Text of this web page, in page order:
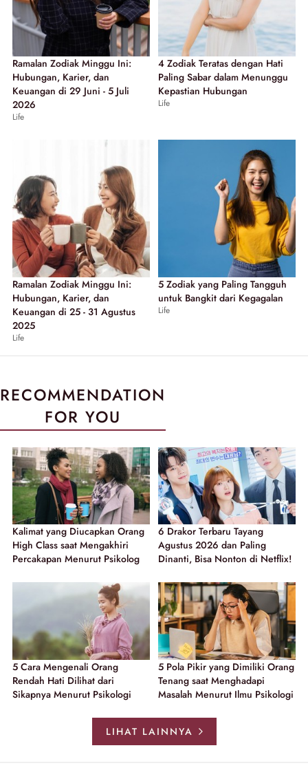
Ramalan Zodiak Minggu Ini:
Hubungan, Karier, dan
Keuangan di 29 Juni - 5 Juli
2026
Life
4 Zodiak Teratas dengan Hati
Paling Sabar dalam Menunggu
Kepastian Hubungan
Life
Ramalan Zodiak Minggu Ini:
Hubungan, Karier, dan
Keuangan di 25 - 31 Agustus
2025
Life
5 Zodiak yang Paling Tangguh
untuk Bangkit dari Kegagalan
Life
RECOMMENDATION
FOR YOU
Kalimat yang Diucapkan Orang
High Class saat Mengakhiri
Percakapan Menurut Psikolog
6 Drakor Terbaru Tayang
Agustus 2026 dan Paling
Dinanti, Bisa Nonton di Netflix!
5 Cara Mengenali Orang
Rendah Hati Dilihat dari
Sikapnya Menurut Psikologi
5 Pola Pikir yang Dimiliki Orang
Tenang saat Menghadapi
Masalah Menurut Ilmu Psikologi
LIHAT LAINNYA